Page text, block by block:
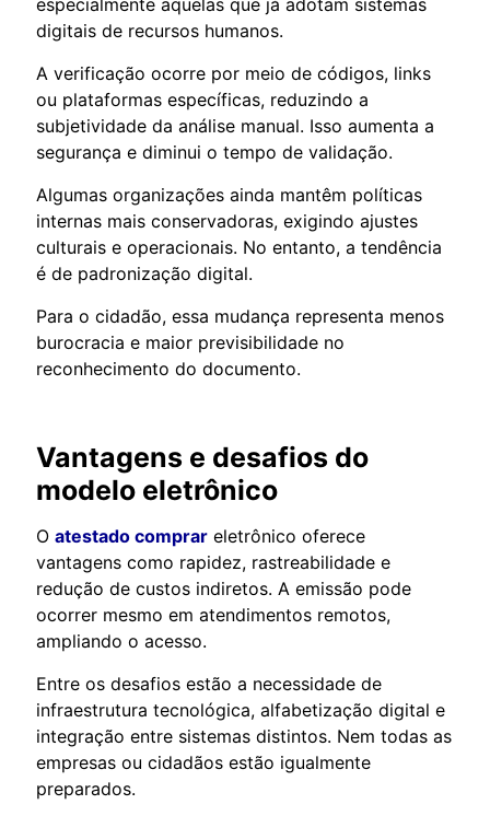
digitais de recursos humanos.
A verificação ocorre por meio de códigos, links
ou plataformas específicas, reduzindo a
subjetividade da análise manual. Isso aumenta a
segurança e diminui o tempo de validação.
Algumas organizações ainda mantêm políticas
internas mais conservadoras, exigindo ajustes
culturais e operacionais. No entanto, a tendência
é de padronização digital.
Para o cidadão, essa mudança representa menos
burocracia e maior previsibilidade no
reconhecimento do documento.
Vantagens e desafios do
modelo eletrônico
O atestado comprar eletrônico oferece
vantagens como rapidez, rastreabilidade e
redução de custos indiretos. A emissão pode
ocorrer mesmo em atendimentos remotos,
ampliando o acesso.
Entre os desafios estão a necessidade de
infraestrutura tecnológica, alfabetização digital e
integração entre sistemas distintos. Nem todas as
empresas ou cidadãos estão igualmente
preparados.